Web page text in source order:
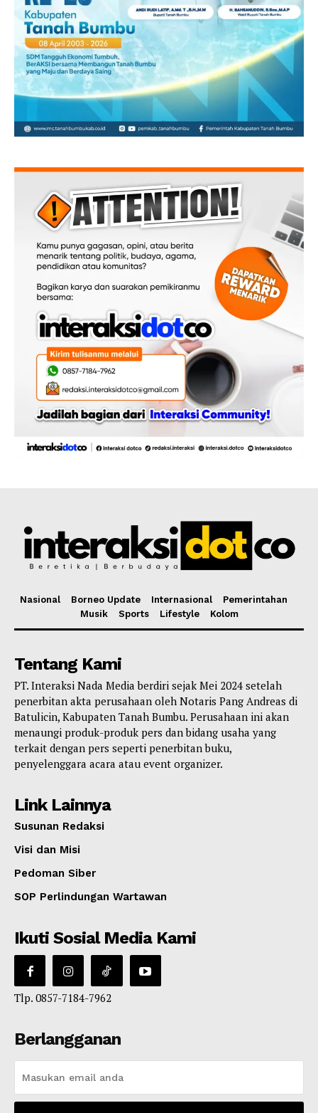
Nasional Borneo Update Internasional
Pemerintahan
Musik
Sports Lifestyle Kolom
Tentang Kami
PT. Interaksi Nada Media berdiri sejak Mei 2024 setelah
penerbitan akta perusahaan oleh Notaris Pang Andreas di
Batulicin, Kabupaten Tanah Bumbu. Perusahaan ini akan
menaungi produk-produk pers dan bidang usaha yang
terkait dengan pers seperti penerbitan buku,
penyelenggara acara atau event organizer.
Link Lainnya
Susunan Redaksi
Visi dan Misi
Pedoman Siber
SOP Perlindungan Wartawan
Ikuti Sosial Media Kami
Tlp. 0857-7184-7962
Berlangganan